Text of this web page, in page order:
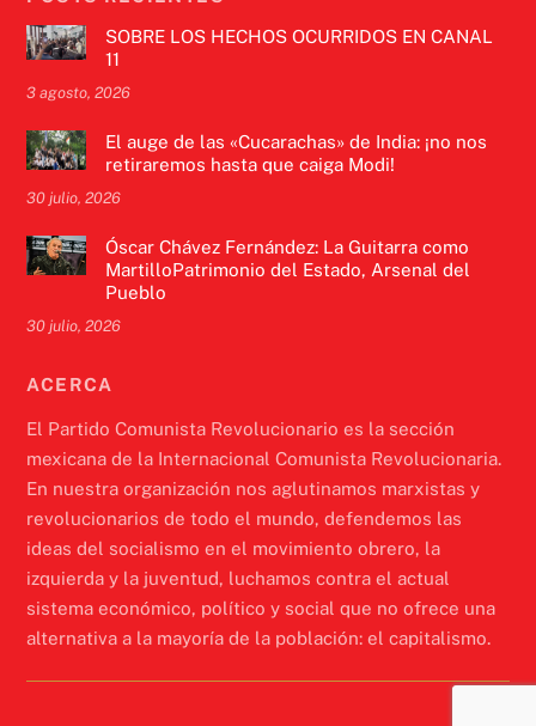
SOBRE LOS HECHOS OCURRIDOS EN CANAL
11
3 agosto, 2026
El auge de las «Cucarachas» de India: ¡no nos
retiraremos hasta que caiga Modi!
30 julio, 2026
Óscar Chávez Fernández: La Guitarra como
MartilloPatrimonio del Estado, Arsenal del
Pueblo
30 julio, 2026
ACERCA
El Partido Comunista Revolucionario es la sección
mexicana de la Internacional Comunista Revolucionaria.
En nuestra organización nos aglutinamos marxistas y
revolucionarios de todo el mundo, defendemos las
ideas del socialismo en el movimiento obrero, la
izquierda y la juventud, luchamos contra el actual
sistema económico, político y social que no ofrece una
alternativa a la mayoría de la población: el capitalismo.